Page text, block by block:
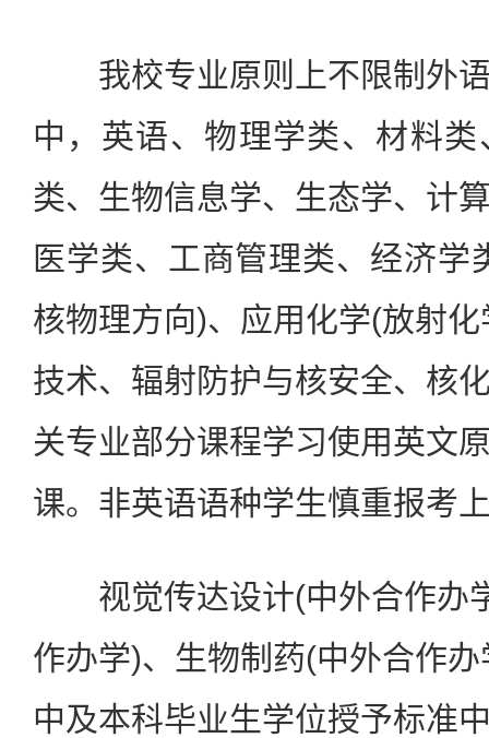
我校专业原则上不限制外语
中，英语、物理学类、材料
类、生物信息学、生态学、计
医学类、工商管理类、经济学
核物理方向)、应用化学(放射
技术、辐射防护与核安全、核
关专业部分课程学习使用英文
课。非英语语种学生慎重报考
视觉传达设计(中外合作办
作办学)、生物制药(中外合作
中及本科毕业生学位授予标准